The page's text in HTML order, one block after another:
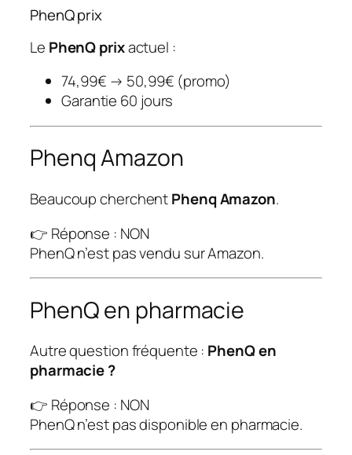
PhenQ prix
Le PhenQ prixactuel :
74,99€ → 50,99€ (promo)
Garantie 60 jours
Phenq Amazon
Beaucoup cherchentPhenq Amazon.
👉 Réponse : NON
PhenQ n’est pas vendu sur Amazon.
PhenQ en pharmacie
Autre question fréquente : PhenQ en
pharmacie ?
👉 Réponse : NON
PhenQ n’est pas disponible en pharmacie.